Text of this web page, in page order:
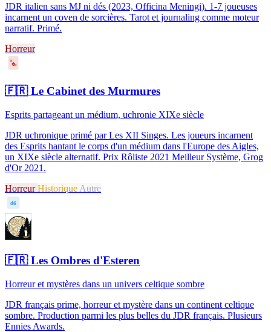
JDR italien sans MJ ni dés (2023, Officina Meningi). 1-7 joueuses
incarnent un coven de sorcières. Tarot et journaling comme moteur
narratif. Primé.
Horreur
♠
🇫🇷Le Cabinet des Murmures
Esprits partageant un médium, uchronie XIXe siècle
JDR uchronique primé par Les XII Singes. Les joueurs incarnent
des Esprits hantant le corps d'un médium dans l'Europe des Aigles,
un XIXe siècle alternatif. Prix Rôliste 2021 Meilleur Système, Grog
d'Or 2021.
HorreurHistorique Autre
d6
🇫🇷Les Ombres d'Esteren
Horreur et mystères dans un univers celtique sombre
JDR français prime, horreur et mystère dans un continent celtique
sombre. Production parmi les plus belles du JDR français. Plusieurs
Ennies Awards.